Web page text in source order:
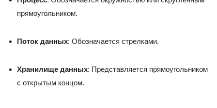
прямоугольником.
Поток данных: Обозначается стрелками.
Хранилище данных: Представляется прямоугольником
с открытым концом.